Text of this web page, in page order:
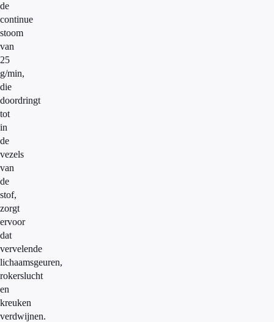
de
continue
stoom
van
25
g/min,
die
doordringt
tot
in
de
vezels
van
de
stof,
zorgt
ervoor
dat
vervelende
lichaamsgeuren,
rokerslucht
en
kreuken
verdwijnen.